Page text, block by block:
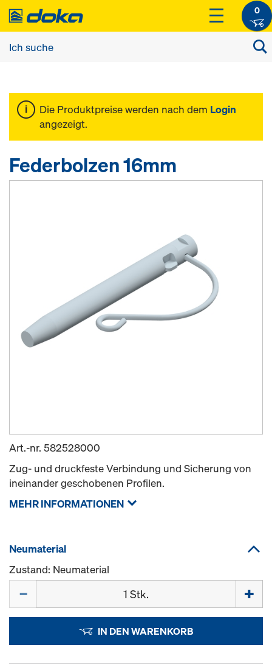
0
Die Produktpreise werden nach dem Login
angezeigt.
Federbolzen 16mm
Art.-nr. 582528000
Zug- und druckfeste Verbindung und Sicherung von
ineinander geschobenen Profilen.
MEHR INFORMATIONEN
Neumaterial
Zustand: Neumaterial
IN DEN WARENKORB